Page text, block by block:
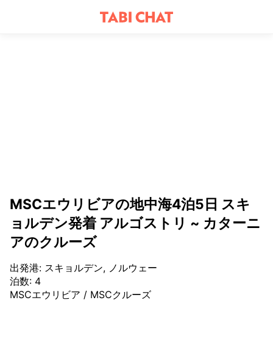
MSCエウリビアの地中海4泊5日 スキ
ョルデン発着 アルゴストリ ~ カターニ
アのクルーズ
出発港: スキョルデン, ノルウェー
泊数: 4
MSCエウリビア / MSCクルーズ